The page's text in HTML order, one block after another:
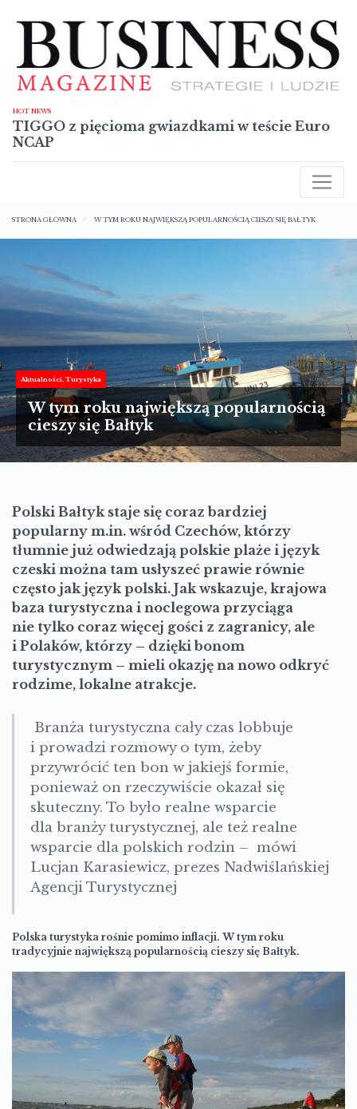
HOT NEWS
TIGGO z pięcioma gwiazdkami w teście Euro
NCAP
RAPORTY
SYLWETKI
NIERUCHOMOŚCI
TURYSTYKA
MOTORYZACJA
LIFESTYLE
nawigacyjna
STRONA GŁÓWNA W TYM ROKU NAJWIĘKSZĄ POPULARNOŚCIĄ CIESZY SIĘ BAŁTYK
Aktualności Turystyka
W tym roku największą popularnością
cieszy się Bałtyk
Polski Bałtyk staje się coraz bardziej
popularny m.in. wśród Czechów, którzy
tłumnie już odwiedzają polskie plaże i język
czeski można tam usłyszeć prawie równie
często jak język polski. Jak wskazuje, krajowa
baza turystyczna i noclegowa przyciąga
nie tylko coraz więcej gości z zagranicy, ale
i Polaków, którzy – dzięki bonom
turystycznym – mieli okazję na nowo odkryć
rodzime, lokalne atrakcje.
Branża turystyczna cały czas lobbuje
i prowadzi rozmowy o tym, żeby
przywrócić ten bon w jakiejś formie,
ponieważ on rzeczywiście okazał się
skuteczny. To było realne wsparcie
dla branży turystycznej, ale też realne
wsparcie dla polskich rodzin – mówi
Lucjan Karasiewicz, prezes Nadwiślańskiej
Agencji Turystycznej
Polska turystyka rośnie pomimo inflacji. W tym roku
tradycyjnie największą popularnością cieszy się Bałtyk.